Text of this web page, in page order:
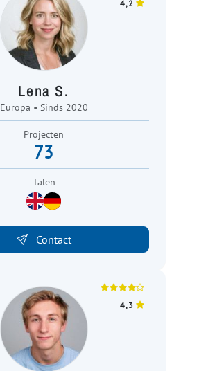
4,2
Lena S.
Europa • Sinds 2020
Projecten
73
Talen
Contact
4,3